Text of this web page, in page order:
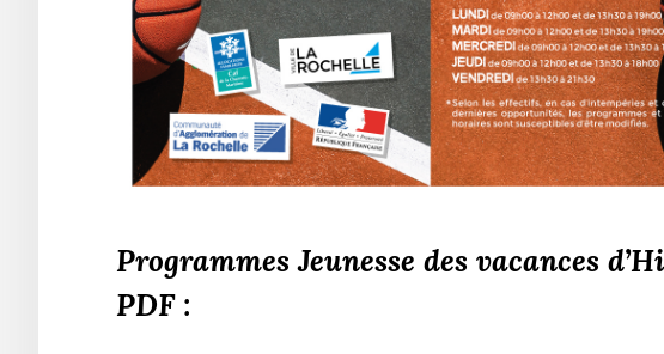
Programmes Jeunesse des vacances
PDF :